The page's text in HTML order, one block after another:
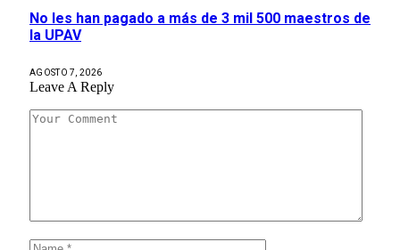
No les han pagado a más de 3 mil 500 maestros de
la UPAV
AGOSTO 7, 2026
Leave A Reply